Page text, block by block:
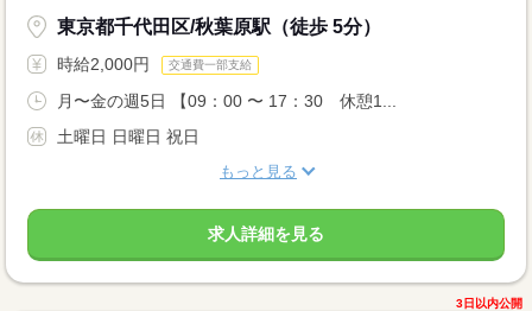
東京都千代田区/秋葉原駅（徒歩 5分）
時給2,000円 交通費一部支給
月〜金の週5日 【09：00 〜 17：30 休憩1...
土曜日 日曜日 祝日
もっと見る
求人詳細を見る
3日以内公開